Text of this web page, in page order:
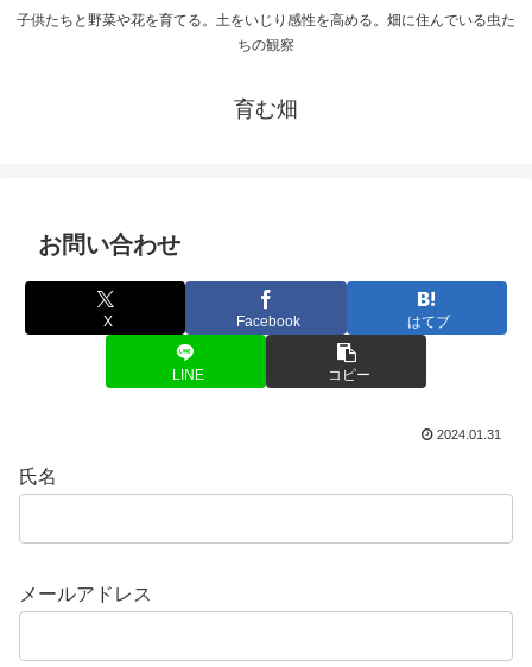
子供たちと野菜や花を育てる。土をいじり感性を高める。畑に住んでいる虫た
ちの観察
育む畑
お問い合わせ
X Facebook はてブ
LINE コピー
2024.01.31
氏名
メールアドレス